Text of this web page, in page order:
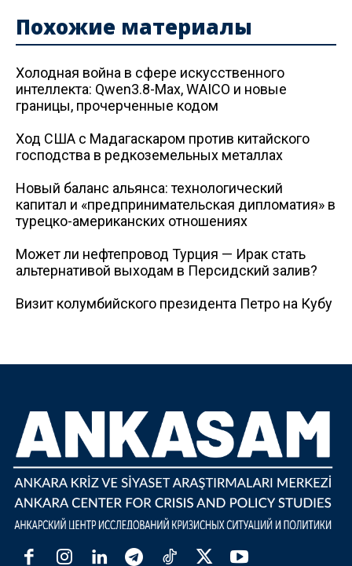
Похожие материалы
Холодная война в сфере искусственного
интеллекта: Qwen3.8-Max, WAICO и новые
границы, прочерченные кодом
Ход США с Мадагаскаром против китайского
господства в редкоземельных металлах
Новый баланс альянса: технологический
капитал и «предпринимательская дипломатия» в
турецко-американских отношениях
Может ли нефтепровод Турция — Ирак стать
альтернативой выходам в Персидский залив?
Визит колумбийского президента Петро на Кубу